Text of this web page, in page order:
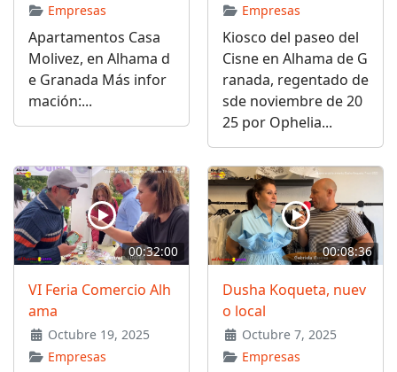
Empresas
Apartamentos Casa
Molivez, en Alhama d
e Granada Más infor
mación:...
Empresas
Kiosco del paseo del
Cisne en Alhama de G
ranada, regentado de
sde noviembre de 20
25 por Ophelia...
00:32:00
VI Feria Comercio Alh
ama
Octubre 19, 2025
Empresas
00:08:36
Dusha Koqueta, nuev
o local
Octubre 7, 2025
Empresas